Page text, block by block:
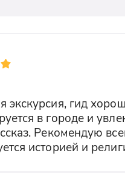
экскурсия, гид
в городе и
Рекомендую
историей и